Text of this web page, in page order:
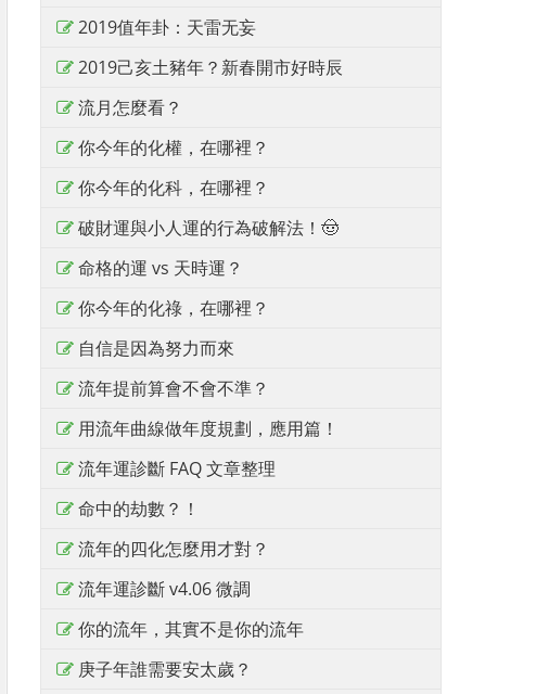
2019值年卦：天雷无妄
2019己亥土豬年？新春開市好時辰
流月怎麼看？
你今年的化權，在哪裡？
你今年的化科，在哪裡？
破財運與小人運的行為破解法！🤠
命格的運 vs 天時運？
你今年的化祿，在哪裡？
自信是因為努力而來
流年提前算會不會不準？
用流年曲線做年度規劃，應用篇！
流年運診斷 FAQ 文章整理
命中的劫數？！
流年的四化怎麼用才對？
流年運診斷 v4.06 微調
你的流年，其實不是你的流年
庚子年誰需要安太歲？